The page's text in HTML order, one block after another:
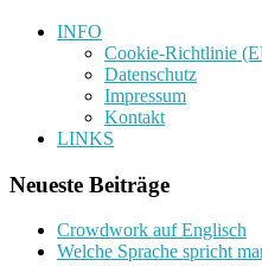
INFO
Cookie-Richtlinie
Datenschutz
Impressum
Kontakt
LINKS
Neueste Beiträge
Crowdwork auf Englisch
Welche Sprache spricht